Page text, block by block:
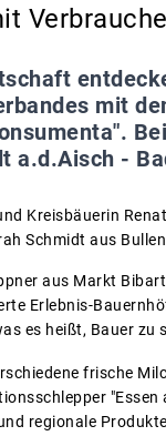
mit
a.d.Aisch -
Kreisbäuerin
Schmidt aus
aus Markt
Erlebnis-
es heißt, Bauer zu
frische
regionale